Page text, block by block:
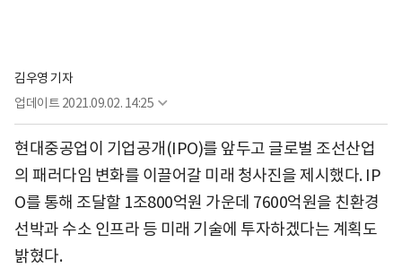
김우영 기자
업데이트 2021.09.02. 14:25
현대중공업이 기업공개(IPO)를 앞두고 글로벌 조선산업
의 패러다임 변화를 이끌어갈 미래 청사진을 제시했다. IP
O를 통해 조달할 1조800억원 가운데 7600억원을 친환경
선박과 수소 인프라 등 미래 기술에 투자하겠다는 계획도
밝혔다.